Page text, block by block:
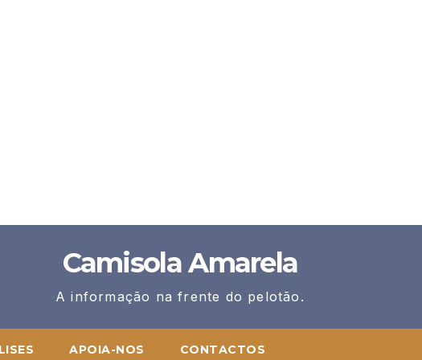
Camisola Amarela
A informação na frente do pelotão.
APOIA-NOS CONTACTOS